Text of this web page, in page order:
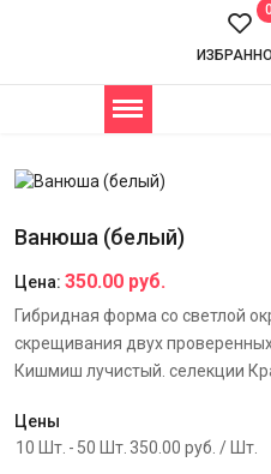
0
Ванюша (белый)
Цена: 350.00 руб.
Гибридная форма со светлой
скрещивания двух
Кишмиш лучистый. селекции
Цены
10 Шт. - 50 Шт. 350.00 руб. / Шт.